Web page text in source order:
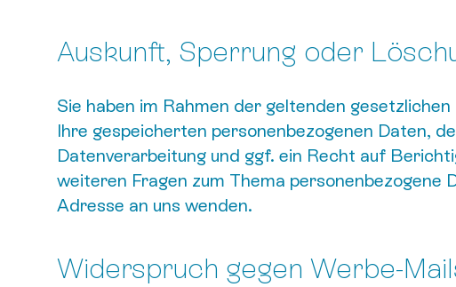
Auskunft, Sperrung oder
Sie haben im Rahmen der geltenden
Ihre gespeicherten personenbezogenen Daten,
Datenverarbeitung und ggf. ein Recht auf
weiteren Fragen zum Thema personenbezogene
Adresse an uns wenden.
Widerspruch gegen Werbe-